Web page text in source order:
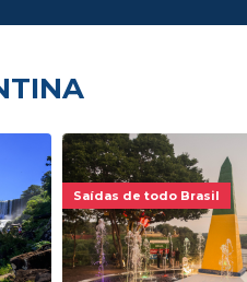
Saídas de todo Brasil